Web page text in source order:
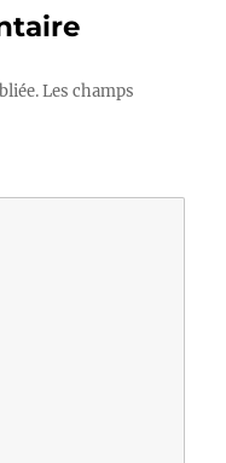
Les champs